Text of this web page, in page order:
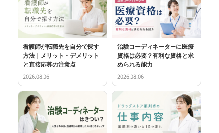
看護師が転職先を自分で探す
方法｜メリット・デメリット
と直接応募の注意点
2026.08.06
治験コーディネーターに医療
資格は必要？有利な資格と求
められる能力
2026.08.06